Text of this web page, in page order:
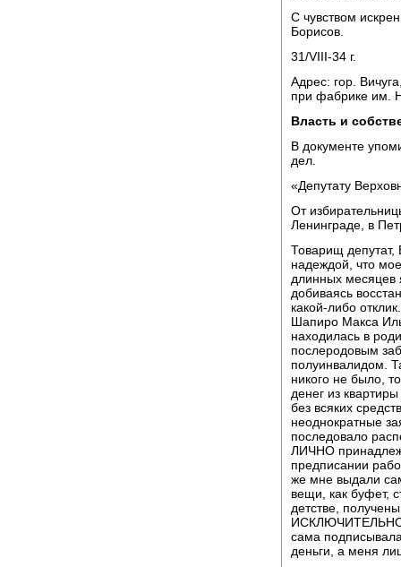
С чувством
Борисов.
31/VIII-34 г.
Адрес: гор.
при фабрике им.
Власть и
В документе
дел.
«Депутату
От
Ленинграде, в
Товарищ
надеждой, что
длинных месяцев
добиваясь
какой-либо
Шапиро Макса
находилась в
послеродовым
полуинвалидом.
никого не было,
денег из
без всяких
неоднократные
последовало
ЛИЧНО
предписании
же мне выдали
вещи, как буфет,
детстве,
ИСКЛЮЧИТЕЛЬНО
сама
деньги, а меня